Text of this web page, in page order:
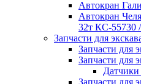
Автокран
Автокран
32т КС-55730
Запчасти для
Запчасти для
Запчасти для
Датчики
Запчасти для